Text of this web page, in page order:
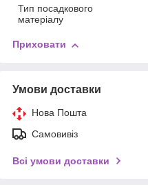
Тип посадкового
матеріалу
Приховати
Умови доставки
Нова Пошта
Самовивіз
Всі умови доставки